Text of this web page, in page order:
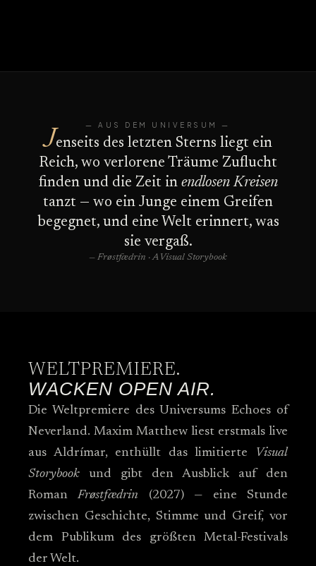
— AUS DEM UNIVERSUM —
Jenseits des letzten Sterns liegt ein
Reich, wo verlorene Träume Zuflucht
finden und die Zeit in endlosen Kreisen
tanzt — wo ein Junge einem Greifen
begegnet, und eine Welt erinnert, was
sie vergaß.
— Frøstfædrin · A Visual Storybook
WELTPREMIERE.
WACKEN OPEN AIR.
Die Weltpremiere des Universums Echoes of
Neverland. Maxim Matthew liest erstmals live
aus Aldrímar, enthüllt das limitierte
Visual
Storybook und gibt den Ausblick auf den
RomanFrøstfædrin (2027) — eine Stunde
zwischen Geschichte, Stimme und Greif, vor
dem Publikum des größten Metal-Festivals
der Welt.